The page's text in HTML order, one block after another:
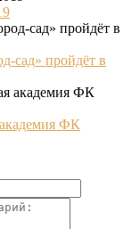
сад» пройдёт в
ФК